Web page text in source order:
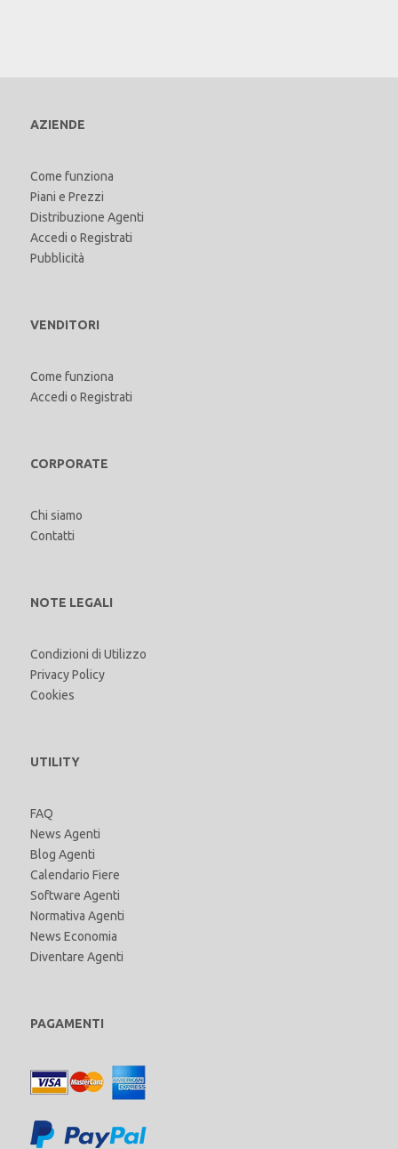
AZIENDE
Come funziona
Piani e Prezzi
Distribuzione Agenti
Accedi o Registrati
Pubblicità
VENDITORI
Come funziona
Accedi o Registrati
CORPORATE
Chi siamo
Contatti
NOTE LEGALI
Condizioni di Utilizzo
Privacy Policy
Cookies
UTILITY
FAQ
News Agenti
Blog Agenti
Calendario Fiere
Software Agenti
Normativa Agenti
News Economia
Diventare Agenti
PAGAMENTI